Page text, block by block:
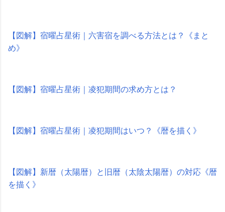
【図解】宿曜占星術｜六害宿を調べる方法とは？《まと
め》
【図解】宿曜占星術｜凌犯期間の求め方とは？
【図解】宿曜占星術｜凌犯期間はいつ？《暦を描く》
【図解】新暦（太陽暦）と旧暦（太陰太陽暦）の対応《暦
を描く》